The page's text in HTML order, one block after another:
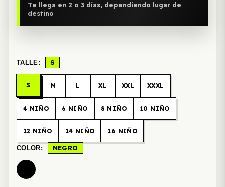
Te llega en 2 o 3 días, dependiendo lugar de
destino
TALLE: S
S M L XL XXL XXXL
4 NIÑO 6 NIÑO 8 NIÑO 10 NIÑO
12 NIÑO 14 NIÑO 16 NIÑO
COLOR: NEGRO